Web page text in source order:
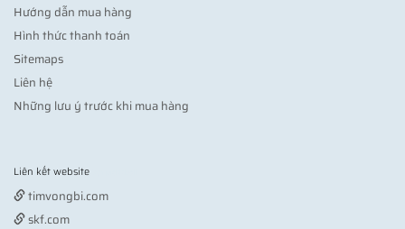
Hướng dẫn mua hàng
Hình thức thanh toán
Sitemaps
Liên hệ
Những lưu ý trước khi mua hàng
Liên kết website
timvongbi.com
skf.com